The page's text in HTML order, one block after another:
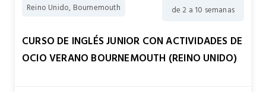
Reino Unido, Bournemouth de 2 a 10 semanas
CURSO DE INGLÉS JUNIOR CON ACTIVIDADES DE
OCIO VERANO BOURNEMOUTH (REINO UNIDO)